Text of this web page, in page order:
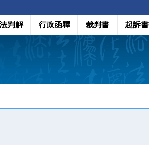
判解 行政函釋 裁判書 起訴書